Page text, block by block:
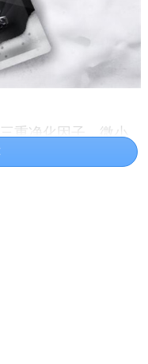
重净化因子，微小
效帮助清除废旧的